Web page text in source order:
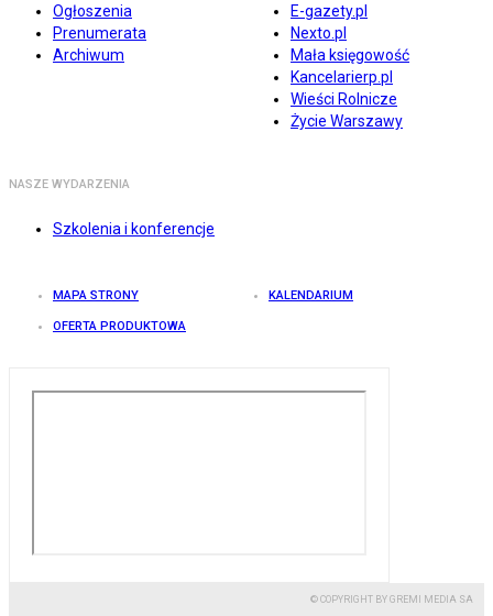
Ogłoszenia
Prenumerata
Archiwum
E-gazety.pl
Nexto.pl
Mała księgowość
Kancelarierp.pl
Wieści Rolnicze
Życie Warszawy
NASZE WYDARZENIA
Szkolenia i konferencje
MAPA STRONY KALENDARIUM
OFERTA PRODUKTOWA
© COPYRIGHT BY GREMI MEDIA SA